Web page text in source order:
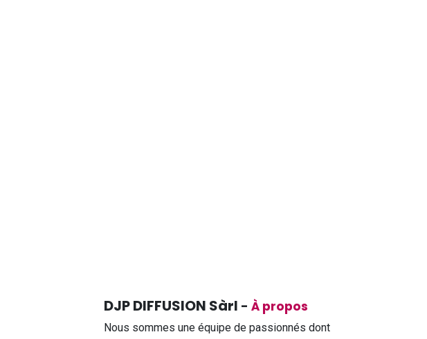
DJP DIFFUSION Sàrl - À propos
Nous sommes une équipe de passionnés dont